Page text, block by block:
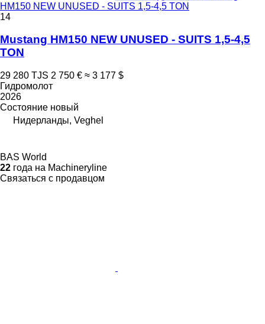
HM150 NEW UNUSED - SUITS 1,5-4,5 TON
14
Mustang HM150 NEW UNUSED - SUITS 1,5-4,5
TON
29 280 TJS 2 750 € ≈ 3 177 $
Гидромолот
2026
Состояние новый
Нидерланды, Veghel
BAS World
22 года на Machineryline
Связаться с продавцом